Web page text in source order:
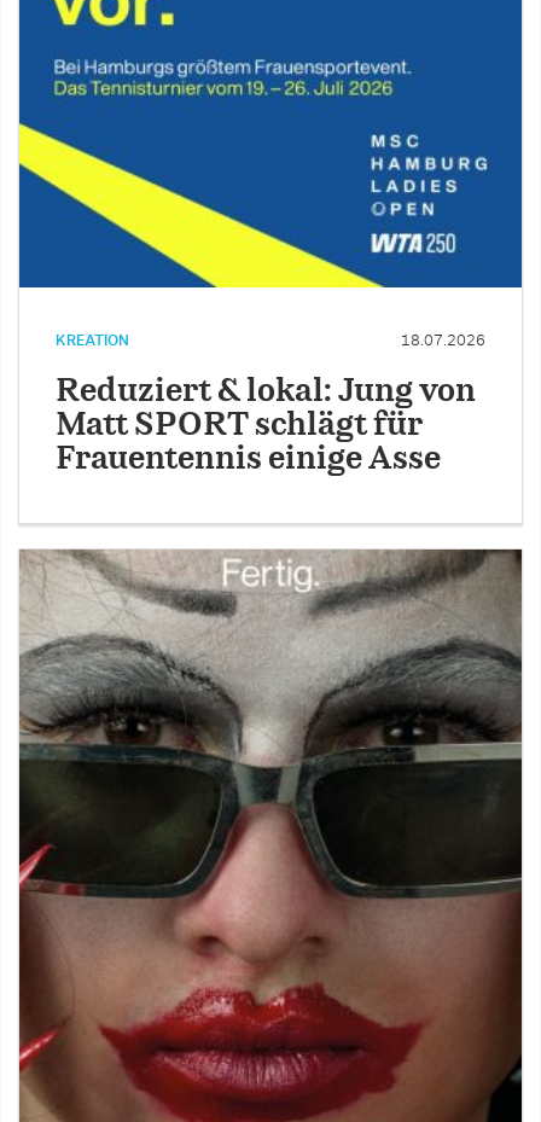
KREATION 18.07.2026
Reduziert & lokal: Jung von
Matt SPORT schlägt für
Frauentennis einige Asse